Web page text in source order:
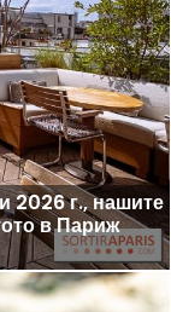
2026 г., нашите
в Париж